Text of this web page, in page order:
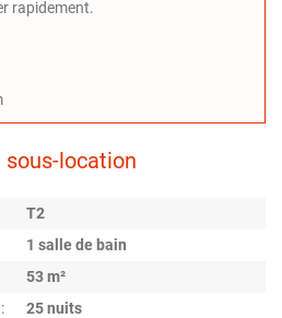
rapidement.
location
T2
1 salle de bain
53 m²
25 nuits